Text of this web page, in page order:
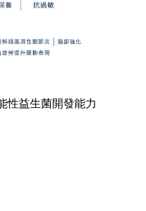
性益生菌開發能力